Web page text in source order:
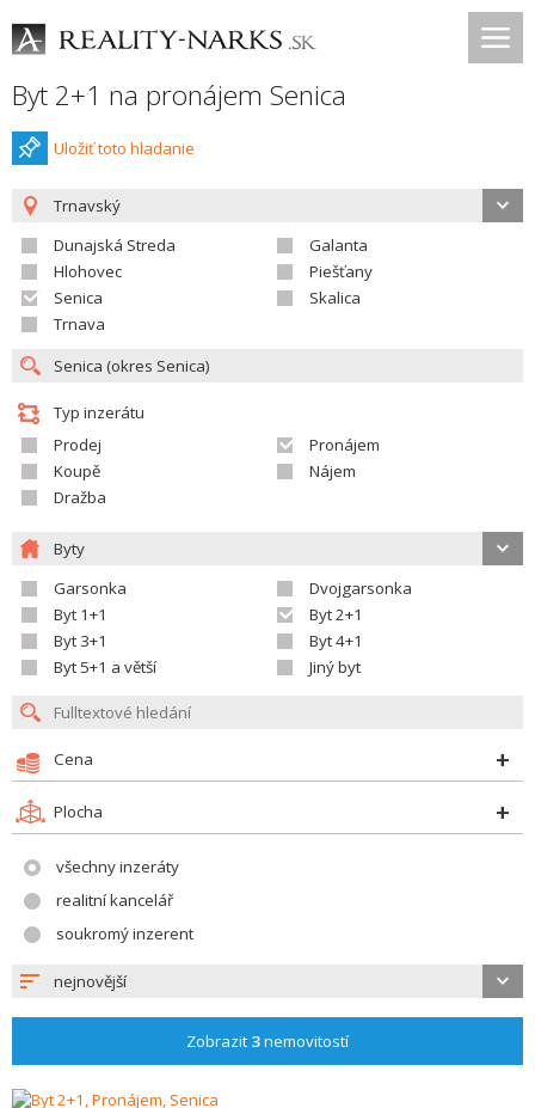
Byt 2+1 na pronájem Senica
Uložiť toto hladanie
Trnavský
Dunajská Streda
Galanta
Hlohovec
Piešťany
Senica
Skalica
Trnava
Typ inzerátu
Prodej
Pronájem
Koupě
Nájem
Dražba
Byty
Garsonka
Dvojgarsonka
Byt 1+1
Byt 2+1
Byt 3+1
Byt 4+1
Byt 5+1 a větší
Jiný byt
Cena
Plocha
všechny inzeráty
realitní kancelář
soukromý inzerent
nejnovější
Zobrazit 3nemovitostí